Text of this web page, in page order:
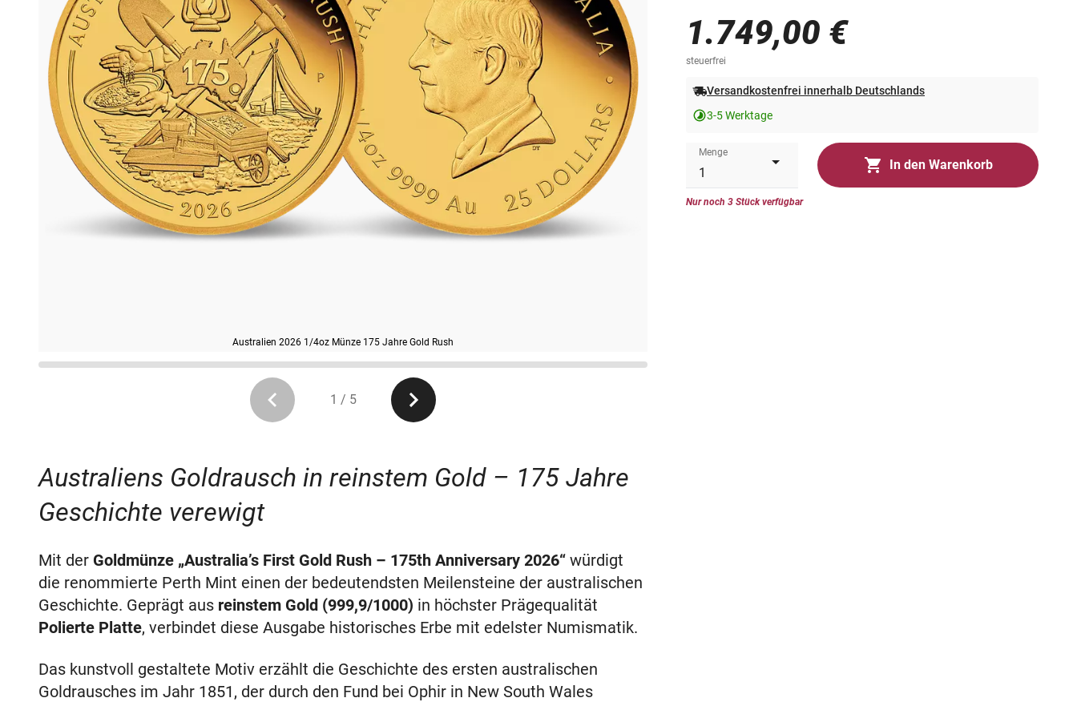
Australien 2026 1/4oz Münze 175 Jahre Gold Rush
1 / 5
1.749,00 €
steuerfrei
Versandkostenfrei innerhalb Deutschlands
3-5 Werktage
Menge
In den Warenkorb
Nur noch 3 Stück verfügbar
Australiens Goldrausch in reinstem Gold – 175 Jahre
Geschichte verewigt
Mit der Goldmünze „Australia’s First Gold Rush – 175th Anniversary 2026“ würdigt
die renommierte Perth Mint einen der bedeutendsten Meilensteine der australischen
Geschichte. Geprägt aus reinstem Gold (999,9/1000) in höchster Prägequalität
Polierte Platte, verbindet diese Ausgabe historisches Erbe mit edelster Numismatik.
Das kunstvoll gestaltete Motiv erzählt die Geschichte des ersten australischen
Goldrausches im Jahr 1851, der durch den Fund bei Ophir in New South Wales